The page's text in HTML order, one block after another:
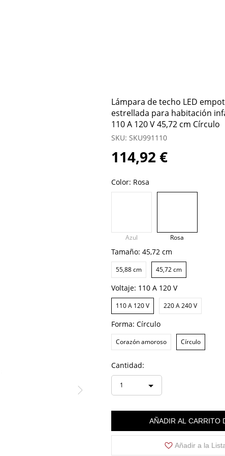
Lámpara de techo LED
estrellada para habitación
110 A 120 V 45,72 cm Círculo
SKU: SKU991110
114,92 €
Color: Rosa
Azul Rosa
Tamaño: 45,72 cm
55,88 cm 45,72 cm
Voltaje: 110 A 120 V
110 A 120 V 220 A 240 V
Forma: Círculo
Corazón amoroso Círculo
Cantidad:
1
AÑADIR AL CARRITO
Añadir a la